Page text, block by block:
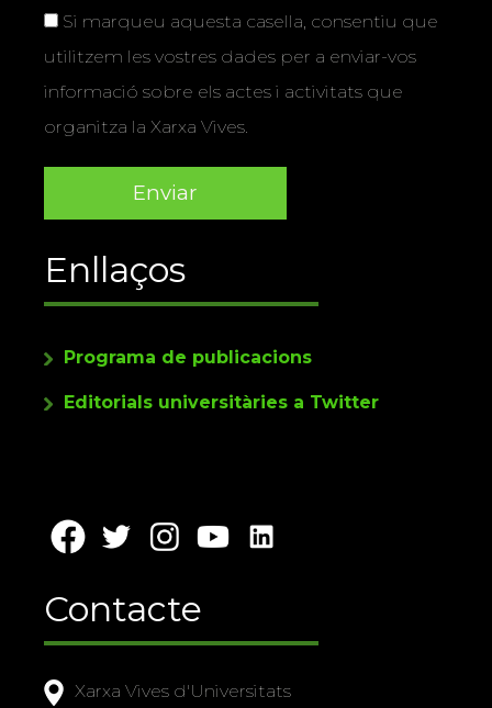
Si marqueu aquesta casella, consentiu que
utilitzem les vostres dades per a enviar-vos
informació sobre els actes i activitats que
organitza la Xarxa Vives.
Enllaços
Programa de publicacions
Editorials universitàries a Twitter
Contacte
Xarxa Vives d'Universitats